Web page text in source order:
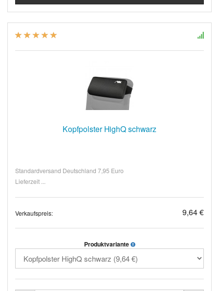
Kopfpolster HighQ schwarz
Standardversand Deutschland 7,95 Euro
Lieferzeit ...
Verkaufspreis: 9,64 €
Produktvariante